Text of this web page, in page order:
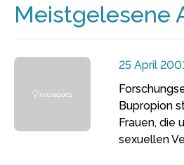
Meistgelesene
25 April
Bupropion
Frauen, die
sexuellen